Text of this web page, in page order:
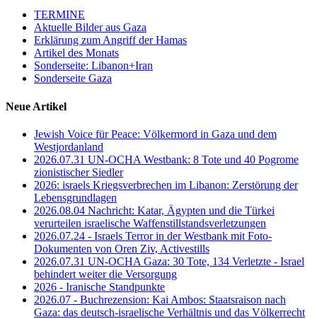
TERMINE
Aktuelle Bilder aus Gaza
Erklärung zum Angriff der Hamas
Artikel des Monats
Sonderseite: Libanon+Iran
Sonderseite Gaza
Neue Artikel
Jewish Voice für Peace: Völkermord in Gaza und dem
Westjordanland
2026.07.31 UN-OCHA Westbank: 8 Tote und 40 Pogrome
zionistischer Siedler
2026: israels Kriegsverbrechen im Libanon: Zerstörung der
Lebensgrundlagen
2026.08.04 Nachricht: Katar, Ägypten und die Türkei
verurteilen israelische Waffenstillstandsverletzungen
2026.07.24 - Israels Terror in der Westbank mit Foto-
Dokumenten von Oren Ziv, Activestills
2026.07.31 UN-OCHA Gaza: 30 Tote, 134 Verletzte - Israel
behindert weiter die Versorgung
2026 - Iranische Standpunkte
2026.07 - Buchrezension: Kai Ambos: Staatsraison nach
Gaza: das deutsch-israelische Verhältnis und das Völkerrecht